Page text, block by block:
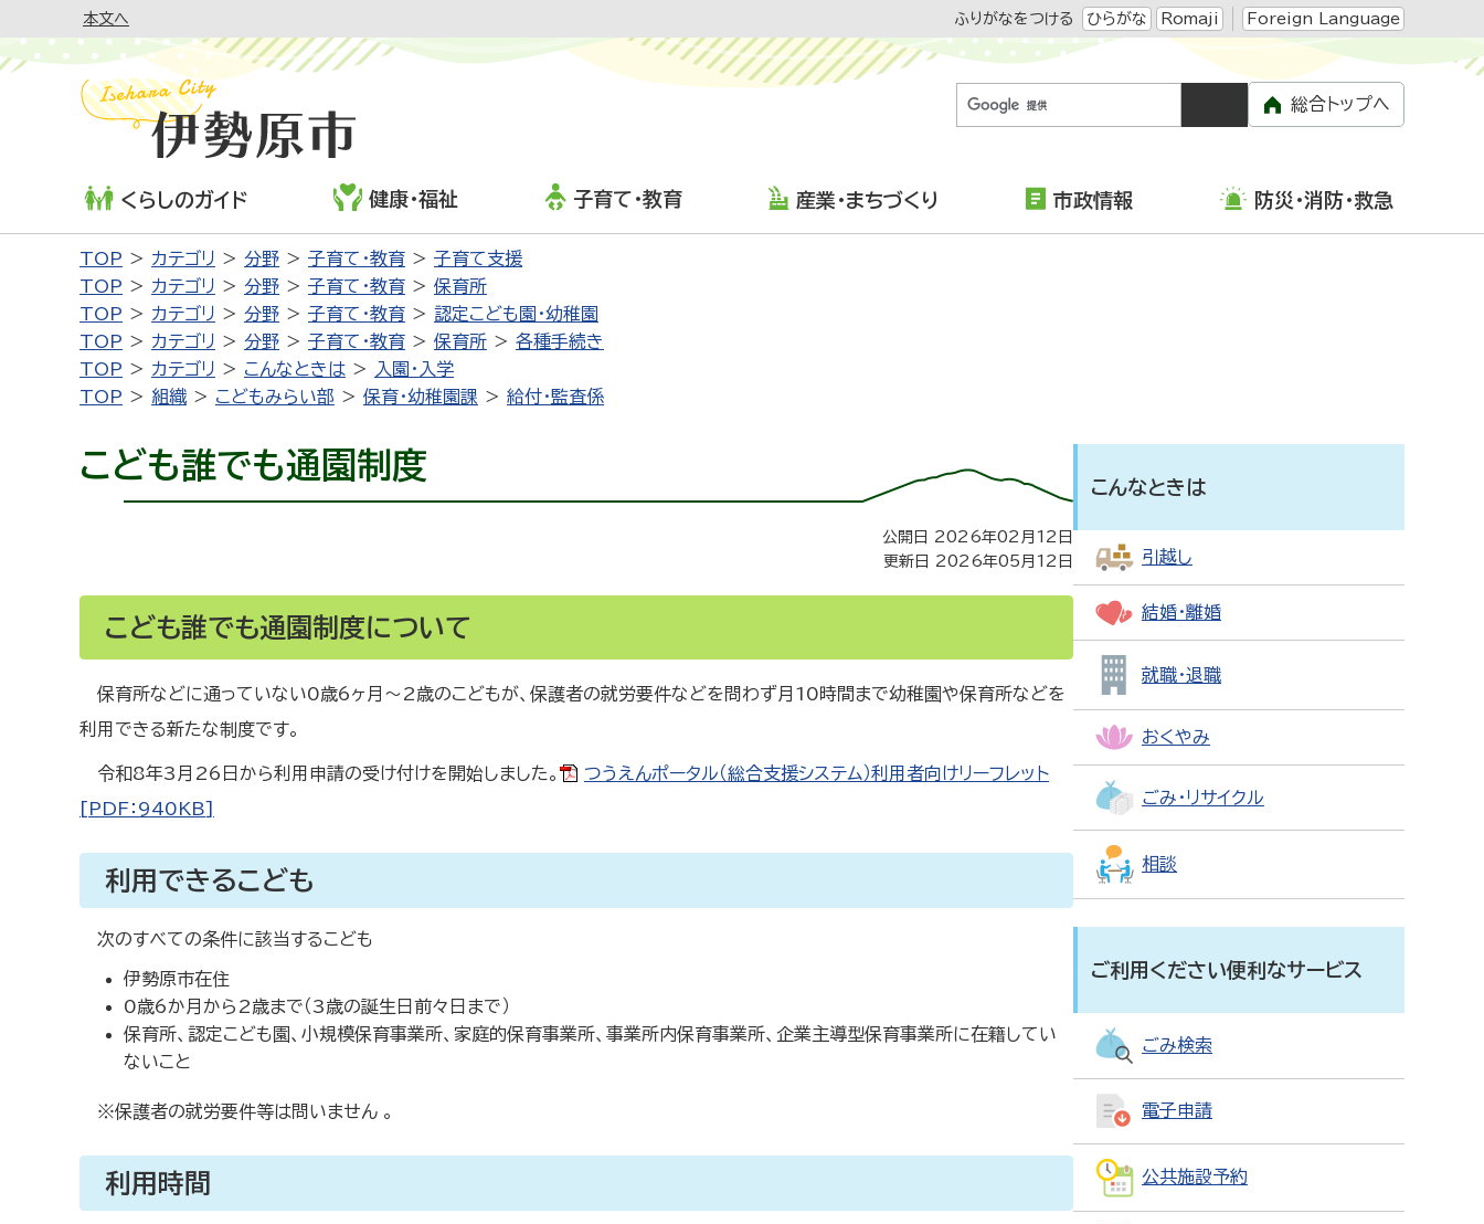
本文へ ふりがなをつける ひらがな Romaji Foreign Language
総合トップへ
くらしのガイド 健康・福祉 子育て・教育 産業・まちづくり 市政情報 防災・消防・救急
TOP カテゴリ 分野 子育て・教育
子育て支援
TOP
カテゴリ 分野 子育て・教育
保育所
TOP
カテゴリ 分野 子育て・教育
認定こども園・幼稚園
TOP
カテゴリ 分野 子育て・教育 保育所
各種手続き
TOP
カテゴリ こんなときは
入園・入学
TOP
組織 こどもみらい部 保育・幼稚園課 給付・監査係
こども誰でも通園制度
公開日 2026年02月12日
更新日 2026年05月12日
こども誰でも通園制度について
保育所などに通っていない0歳6ヶ月～2歳のこどもが、保護者の就労要件などを問わず月10時間まで幼稚園や保育所などを
利用できる新たな制度です。
令和8年3月26日から利用申請の受け付けを開始しました。
つうえんポータル（総合支援システム）利用者向けリーフレット
[PDF：940KB]
利用できるこども
次のすべての条件に該当するこども
伊勢原市在住
0歳6か月から2歳まで（3歳の誕生日前々日まで）
保育所、認定こども園、小規模保育事業所、家庭的保育事業所、事業所内保育事業所、企業主導型保育事業所に在籍してい
ないこと
※保護者の就労要件等は問いません 。
利用時間
こんなときは
引越し
結婚・離婚
就職・退職
おくやみ
ごみ・リサイクル
相談
ご利用ください便利なサービス
ごみ検索
電子申請
公共施設予約